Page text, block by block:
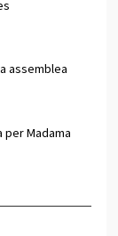
assemblea
per Madama